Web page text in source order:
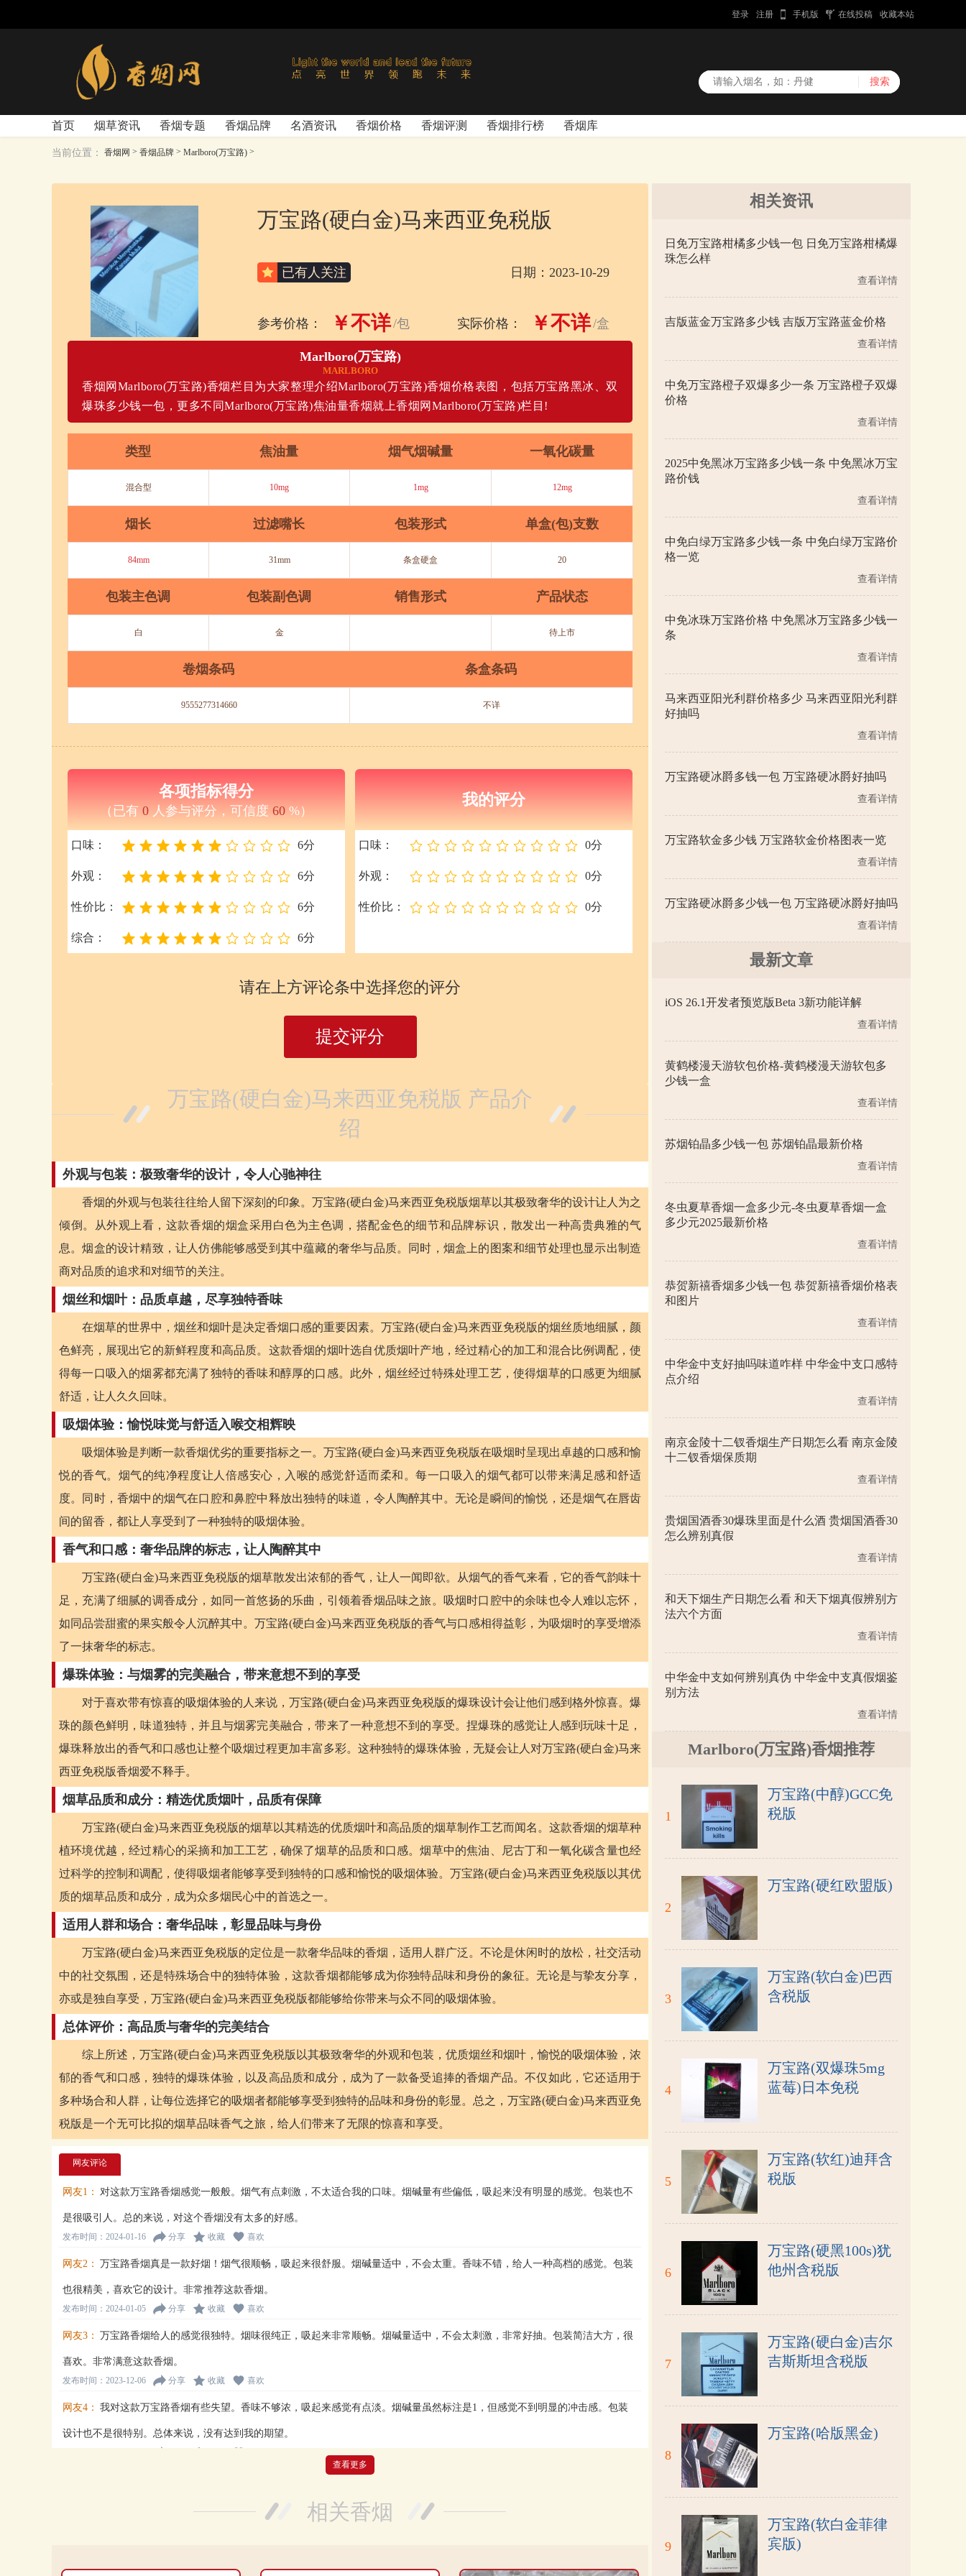
登录 注册 手机版 在线投稿 收藏本站
首页 烟草资讯 香烟专题 香烟品牌 名酒资讯 香烟价格 香烟评测 香烟排行榜 香烟库
当前位置： 香烟网 > 香烟品牌 > Marlboro(万宝路) >
万宝路(硬白金)马来西亚免税版
已有人关注 日期：2023-10-29
参考价格： ￥不详/包 实际价格： ￥不详/盒
Marlboro(万宝路)
MARLBORO
香烟网Marlboro(万宝路)香烟栏目为大家整理介绍Marlboro(万宝路)香烟价格表图，包括万宝路黑冰、双
爆珠多少钱一包，更多不同Marlboro(万宝路)焦油量香烟就上香烟网Marlboro(万宝路)栏目!
类型 焦油量 烟气烟碱量 一氧化碳量
混合型 10mg 1mg 12mg
烟长 过滤嘴长 包装形式 单盒(包)支数
84mm 31mm 条盒硬盒 20
包装主色调 包装副色调 销售形式 产品状态
白 金 待上市
卷烟条码 条盒条码
9555277314660 不详
各项指标得分
（已有 0 人参与评分，可信度 60 %）
口味： 6分
外观： 6分
性价比： 6分
综合： 6分
我的评分
口味： 0分
外观： 0分
性价比： 0分
请在上方评论条中选择您的评分
提交评分
万宝路(硬白金)马来西亚免税版 产品介
绍
外观与包装：极致奢华的设计，令人心驰神往
香烟的外观与包装往往给人留下深刻的印象。万宝路(硬白金)马来西亚免税版烟草以其极致奢华的设计让人为之
倾倒。从外观上看，这款香烟的烟盒采用白色为主色调，搭配金色的细节和品牌标识，散发出一种高贵典雅的气
息。烟盒的设计精致，让人仿佛能够感受到其中蕴藏的奢华与品质。同时，烟盒上的图案和细节处理也显示出制造
商对品质的追求和对细节的关注。
烟丝和烟叶：品质卓越，尽享独特香味
在烟草的世界中，烟丝和烟叶是决定香烟口感的重要因素。万宝路(硬白金)马来西亚免税版的烟丝质地细腻，颜
色鲜亮，展现出它的新鲜程度和高品质。这款香烟的烟叶选自优质烟叶产地，经过精心的加工和混合比例调配，使
得每一口吸入的烟雾都充满了独特的香味和醇厚的口感。此外，烟丝经过特殊处理工艺，使得烟草的口感更为细腻
舒适，让人久久回味。
吸烟体验：愉悦味觉与舒适入喉交相辉映
吸烟体验是判断一款香烟优劣的重要指标之一。万宝路(硬白金)马来西亚免税版在吸烟时呈现出卓越的口感和愉
悦的香气。烟气的纯净程度让人倍感安心，入喉的感觉舒适而柔和。每一口吸入的烟气都可以带来满足感和舒适
度。同时，香烟中的烟气在口腔和鼻腔中释放出独特的味道，令人陶醉其中。无论是瞬间的愉悦，还是烟气在唇齿
间的留香，都让人享受到了一种独特的吸烟体验。
香气和口感：奢华品牌的标志，让人陶醉其中
万宝路(硬白金)马来西亚免税版的烟草散发出浓郁的香气，让人一闻即欲。从烟气的香气来看，它的香气韵味十
足，充满了细腻的调香成分，如同一首悠扬的乐曲，引领着香烟品味之旅。吸烟时口腔中的余味也令人难以忘怀，
如同品尝甜蜜的果实般令人沉醉其中。万宝路(硬白金)马来西亚免税版的香气与口感相得益彰，为吸烟时的享受增添
了一抹奢华的标志。
爆珠体验：与烟雾的完美融合，带来意想不到的享受
对于喜欢带有惊喜的吸烟体验的人来说，万宝路(硬白金)马来西亚免税版的爆珠设计会让他们感到格外惊喜。爆
珠的颜色鲜明，味道独特，并且与烟雾完美融合，带来了一种意想不到的享受。捏爆珠的感觉让人感到玩味十足，
爆珠释放出的香气和口感也让整个吸烟过程更加丰富多彩。这种独特的爆珠体验，无疑会让人对万宝路(硬白金)马来
西亚免税版香烟爱不释手。
烟草品质和成分：精选优质烟叶，品质有保障
万宝路(硬白金)马来西亚免税版的烟草以其精选的优质烟叶和高品质的烟草制作工艺而闻名。这款香烟的烟草种
植环境优越，经过精心的采摘和加工工艺，确保了烟草的品质和口感。烟草中的焦油、尼古丁和一氧化碳含量也经
过科学的控制和调配，使得吸烟者能够享受到独特的口感和愉悦的吸烟体验。万宝路(硬白金)马来西亚免税版以其优
质的烟草品质和成分，成为众多烟民心中的首选之一。
适用人群和场合：奢华品味，彰显品味与身份
万宝路(硬白金)马来西亚免税版的定位是一款奢华品味的香烟，适用人群广泛。不论是休闲时的放松，社交活动
中的社交氛围，还是特殊场合中的独特体验，这款香烟都能够成为你独特品味和身份的象征。无论是与挚友分享，
亦或是独自享受，万宝路(硬白金)马来西亚免税版都能够给你带来与众不同的吸烟体验。
总体评价：高品质与奢华的完美结合
综上所述，万宝路(硬白金)马来西亚免税版以其极致奢华的外观和包装，优质烟丝和烟叶，愉悦的吸烟体验，浓
郁的香气和口感，独特的爆珠体验，以及高品质和成分，成为了一款备受追捧的香烟产品。不仅如此，它还适用于
多种场合和人群，让每位选择它的吸烟者都能够享受到独特的品味和身份的彰显。总之，万宝路(硬白金)马来西亚免
税版是一个无可比拟的烟草品味香气之旅，给人们带来了无限的惊喜和享受。
网友评论
网友1： 对这款万宝路香烟感觉一般般。烟气有点刺激，不太适合我的口味。烟碱量有些偏低，吸起来没有明显的感觉。包装也不
是很吸引人。总的来说，对这个香烟没有太多的好感。
发布时间：2024-01-16 分享 收藏 喜欢
网友2： 万宝路香烟真是一款好烟！烟气很顺畅，吸起来很舒服。烟碱量适中，不会太重。香味不错，给人一种高档的感觉。包装
也很精美，喜欢它的设计。非常推荐这款香烟。
发布时间：2024-01-05 分享 收藏 喜欢
网友3： 万宝路香烟给人的感觉很独特。烟味很纯正，吸起来非常顺畅。烟碱量适中，不会太刺激，非常好抽。包装简洁大方，很
喜欢。非常满意这款香烟。
发布时间：2023-12-06 分享 收藏 喜欢
网友4： 我对这款万宝路香烟有些失望。香味不够浓，吸起来感觉有点淡。烟碱量虽然标注是1，但感觉不到明显的冲击感。包装
设计也不是很特别。总体来说，没有达到我的期望。
漂亮，很有质感。总的来说，性价比超高的一款香烟。
查看更多
相关香烟
相关资讯
日免万宝路柑橘多少钱一包 日免万宝路柑橘爆
珠怎么样
查看详情
吉版蓝金万宝路多少钱 吉版万宝路蓝金价格
查看详情
中免万宝路橙子双爆多少一条 万宝路橙子双爆
价格
查看详情
2025中免黑冰万宝路多少钱一条 中免黑冰万宝
路价钱
查看详情
中免白绿万宝路多少钱一条 中免白绿万宝路价
格一览
查看详情
中免冰珠万宝路价格 中免黑冰万宝路多少钱一
条
查看详情
马来西亚阳光利群价格多少 马来西亚阳光利群
好抽吗
查看详情
万宝路硬冰爵多钱一包 万宝路硬冰爵好抽吗
查看详情
万宝路软金多少钱 万宝路软金价格图表一览
查看详情
万宝路硬冰爵多少钱一包 万宝路硬冰爵好抽吗
查看详情
最新文章
iOS 26.1开发者预览版Beta 3新功能详解
查看详情
黄鹤楼漫天游软包价格-黄鹤楼漫天游软包多
少钱一盒
查看详情
苏烟铂晶多少钱一包 苏烟铂晶最新价格
查看详情
冬虫夏草香烟一盒多少元-冬虫夏草香烟一盒
多少元2025最新价格
查看详情
恭贺新禧香烟多少钱一包 恭贺新禧香烟价格表
和图片
查看详情
中华金中支好抽吗味道咋样 中华金中支口感特
点介绍
查看详情
南京金陵十二钗香烟生产日期怎么看 南京金陵
十二钗香烟保质期
查看详情
贵烟国酒香30爆珠里面是什么酒 贵烟国酒香30
怎么辨别真假
查看详情
和天下烟生产日期怎么看 和天下烟真假辨别方
法六个方面
查看详情
中华金中支如何辨别真伪 中华金中支真假烟鉴
别方法
查看详情
Marlboro(万宝路)香烟推荐
1
万宝路(中醇)GCC免
税版
2
万宝路(硬红欧盟版)
3
万宝路(软白金)巴西
含税版
4
万宝路(双爆珠5mg
蓝莓)日本免税
5
万宝路(软红)迪拜含
税版
6
万宝路(硬黑100s)犹
他州含税版
7
万宝路(硬白金)吉尔
吉斯斯坦含税版
8
万宝路(哈版黑金)
9
万宝路(软白金菲律
宾版)